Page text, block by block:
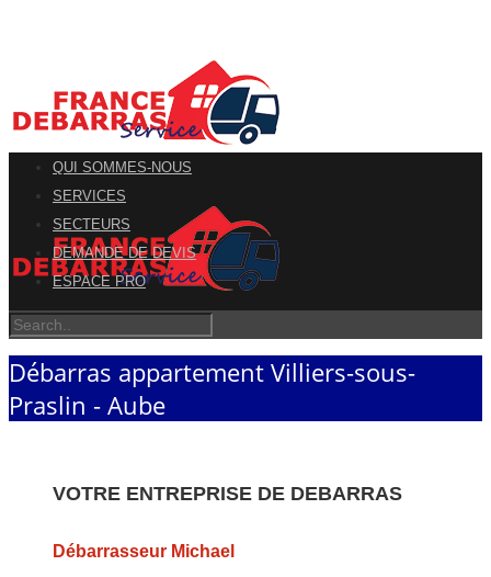
QUI SOMMES-NOUS
SERVICES
SECTEURS
DEMANDE DE DEVIS
ESPACE PRO
Débarras appartement Villiers-sous-
Praslin - Aube
VOTRE ENTREPRISE DE DEBARRAS
Débarrasseur Michael